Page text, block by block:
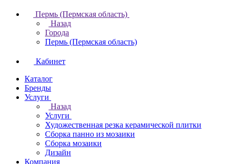
Пермь (Пермская область)
Назад
Города
Пермь (Пермская область)
Кабинет
Каталог
Бренды
Услуги
Назад
Услуги
Художественная резка керамической плитки
Сборка панно из мозаики
Сборка мозаики
Дизайн
Компания